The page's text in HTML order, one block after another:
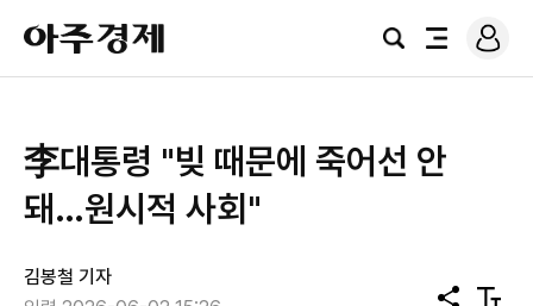
아
주
경
검
전
로
그
李대통령 "빚 때문에 죽어선 안
돼…원시적 사회"
김봉철 기자